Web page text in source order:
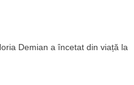
Demian a încetat din viață la